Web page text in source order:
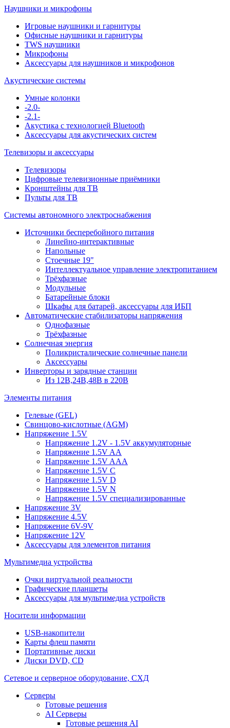
Наушники и микрофоны
Игровые наушники и гарнитуры
Офисные наушники и гарнитуры
TWS наушники
Микрофоны
Аксессуары для наушников и микрофонов
Акустические системы
Умные колонки
-2.0-
-2.1-
Акустика с технологией Bluetooth
Аксессуары для акустических систем
Телевизоры и аксессуары
Телевизоры
Цифровые телевизионные приёмники
Кронштейны для ТВ
Пульты для ТВ
Системы автономного электроснабжения
Источники бесперебойного питания
Линейно-интерактивные
Напольные
Стоечные 19"
Интеллектуальное управление электропитанием
Трёхфазные
Модульные
Батарейные блоки
Шкафы для батарей, аксессуары для ИБП
Автоматические стабилизаторы напряжения
Однофазные
Трёхфазные
Солнечная энергия
Поликристалические солнечные панели
Аксессуары
Инверторы и зарядные станции
Из 12В,24В,48В в 220В
Элементы питания
Гелевые (GEL)
Свинцово-кислотные (AGM)
Напряжение 1.5V
Напряжение 1.2V - 1.5V аккумуляторные
Напряжение 1.5V AA
Напряжение 1.5V AAA
Напряжение 1.5V C
Напряжение 1.5V D
Напряжение 1.5V N
Напряжение 1.5V специализированные
Напряжение 3V
Напряжение 4.5V
Напряжение 6V-9V
Напряжение 12V
Аксессуары для элементов питания
Мультимедиа устройства
Очки виртуальной реальности
Графические планшеты
Аксессуары для мультимедиа устройств
Носители информации
USB-накопители
Карты флеш памяти
Портативные диски
Диски DVD, CD
Сетевое и серверное оборудование, СХД
Cерверы
Готовые решения
AI Серверы
Готовые решения AI